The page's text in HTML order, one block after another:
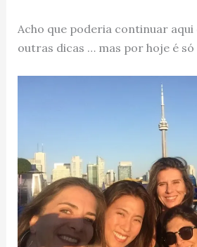
Acho que poderia continuar aqui
outras dicas … mas por hoje é só